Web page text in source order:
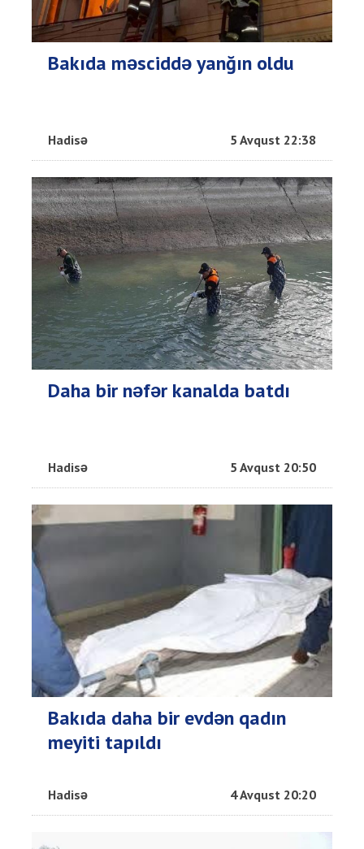
Bakıda məsciddə yanğın oldu
Hadisə 5 Avqust 22:38
Daha bir nəfər kanalda batdı
Hadisə 5 Avqust 20:50
Bakıda daha bir evdən qadın
meyiti tapıldı
Hadisə 4 Avqust 20:20